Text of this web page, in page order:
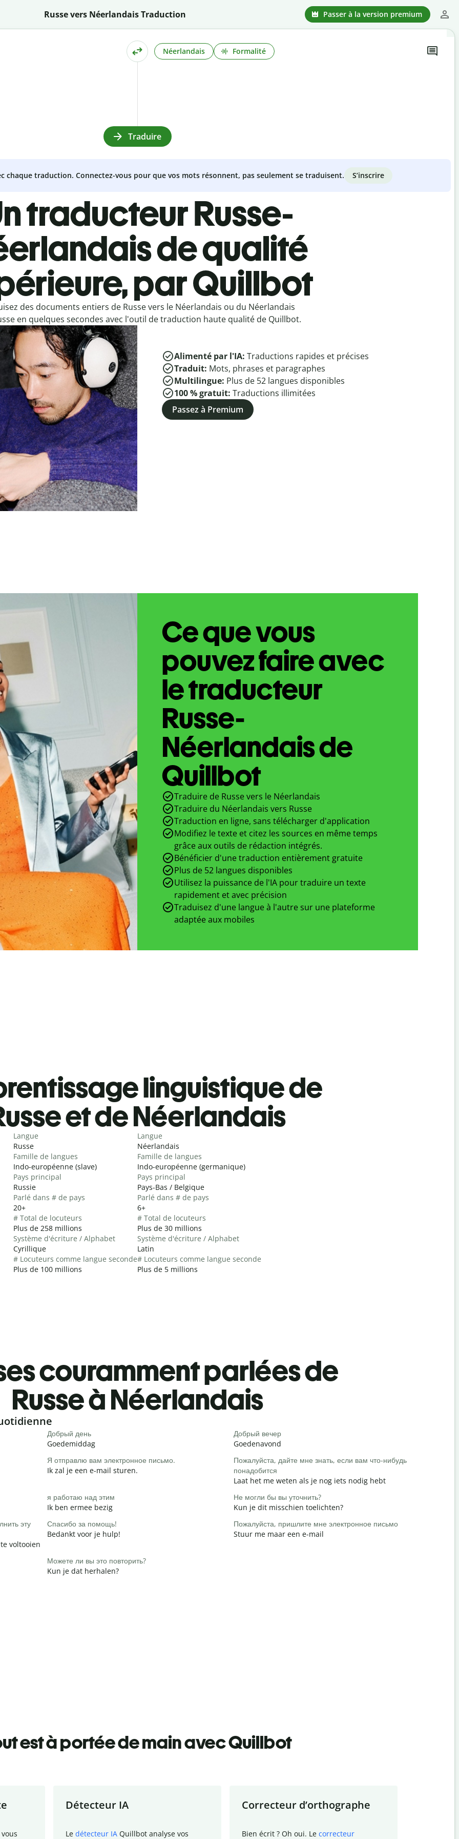
Russe vers Néerlandais Traduction Passer à la version premium
Néerlandais Formalité
Traduire
chaque traduction. Connectez-vous pour que vos mots résonnent, pas seulement se traduisent. S’inscrire
traducteur Russe-
de qualité
par Quillbot
des documents entiers de Russe vers le Néerlandais ou du Néerlandais
en quelques secondes avec l'outil de traduction haute qualité de Quillbot.
Alimenté par l'IA: Traductions rapides et précises
Traduit: Mots, phrases et paragraphes
Multilingue: Plus de 52 langues disponibles
100 % gratuit: Traductions illimitées
Passez à Premium
Ce que vous
pouvez faire avec
le traducteur
Russe-
Néerlandais de
Quillbot
Traduire de Russe vers le Néerlandais
Traduire du Néerlandais vers Russe
Traduction en ligne, sans télécharger d'application
Modifiez le texte et citez les sources en même temps
grâce aux outils de rédaction intégrés.
Bénéficier d'une traduction entièrement gratuite
Plus de 52 langues disponibles
Utilisez la puissance de l'IA pour traduire un texte
rapidement et avec précision
Traduisez d'une langue à l'autre sur une plateforme
adaptée aux mobiles
linguistique de
et de Néerlandais
Langue
Russe
Famille de langues
Indo-européenne (slave)
Pays principal
Russie
Parlé dans # de pays
20+
# Total de locuteurs
Plus de 258 millions
Système d'écriture / Alphabet
Cyrillique
# Locuteurs comme langue seconde
Plus de 100 millions
Langue
Néerlandais
Famille de langues
Indo-européenne (germanique)
Pays principal
Pays-Bas / Belgique
Parlé dans # de pays
6+
# Total de locuteurs
Plus de 30 millions
Système d'écriture / Alphabet
Latin
# Locuteurs comme langue seconde
Plus de 5 millions
couramment parlées de
Russe à Néerlandais
Добрый день
Goedemiddag
Добрый вечер
Goedenavond
Я отправлю вам электронное письмо.
Ik zal je een e-mail sturen.
Пожалуйста, дайте мне знать, если вам что-нибудь
понадобится
Laat het me weten als je nog iets nodig hebt
я работаю над этим
Ik ben ermee bezig
Не могли бы вы уточнить?
Kun je dit misschien toelichten?
эту
voltooien
Спасибо за помощь!
Bedankt voor je hulp!
Пожалуйста, пришлите мне электронное письмо
Stuur me maar een e-mail
Можете ли вы это повторить?
Kun je dat herhalen?
est à portée de main avec Quillbot
Détecteur IA
Le détecteur IA Quillbot analyse vos
Correcteur d’orthographe
Bien écrit ? Oh oui. Le correcteur